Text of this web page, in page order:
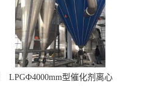
LPGФ4000mm型催化剂离心